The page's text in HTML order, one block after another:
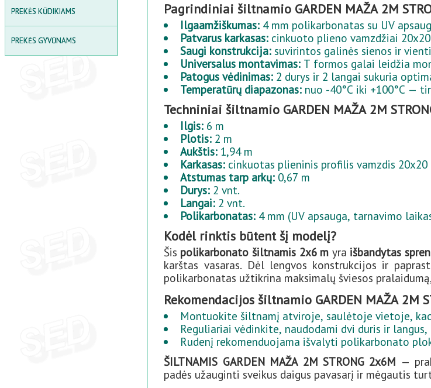
LAUKO DAIKTADĖŽĖS IR
LAUKO PAVĖSINĖ
SMĖLIO DĖŽĖS
PREKĖS KŪDIKIAMS
PREKĖS GYVŪNAMS
Pagrindiniai šiltnamio GARDEN MAŽA 2M
Ilgaamžiškumas:4 mm polikarbonatas su UV
Patvarus karkasas:cinkuoto plieno vamzdžiai
Saugi konstrukcija:suvirintos galinės sienos ir
Universalus montavimas:T formos galai leidžia
Patogus vėdinimas:2 durys ir 2 langai sukuria
Temperatūrų diapazonas:nuo -40°C iki +100°C —
Techniniai šiltnamio GARDEN MAŽA 2M
Ilgis:6 m
Plotis:2 m
Aukštis:1,94 m
Karkasas:cinkuotas plieninis profilis vamzdis 20x20
Atstumas tarp arkų:0,67 m
Durys:2 vnt.
Langai:2 vnt.
Polikarbonatas:4 mm (UV apsauga, tarnavimo
Kodėl rinktis būtent šį modelį?
Šis polikarbonato šiltnamis 2x6 m yra išbandytas
karštas vasaras. Dėl lengvos konstrukcijos ir
polikarbonatas užtikrina maksimalų šviesos
Rekomendacijos šiltnamio GARDEN MAŽA 2M
Montuokite šiltnamį atviroje, saulėtoje vietoje,
Reguliariai vėdinkite, naudodami dvi duris ir
Rudenį rekomenduojama išvalyti polikarbonato
ŠILTNAMIS GARDEN MAŽA 2M STRONG 2x6M —
padės užauginti sveikus daigus pavasarį ir mėgautis